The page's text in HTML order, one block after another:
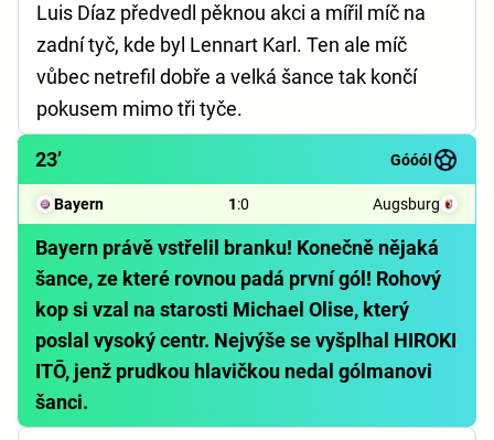
Luis Díaz předvedl pěknou akci a mířil míč na
zadní tyč, kde byl Lennart Karl. Ten ale míč
vůbec netrefil dobře a velká šance tak končí
pokusem mimo tři tyče.
23’ Góóól
Bayern 1:0 Augsburg
Bayern právě vstřelil branku! Konečně nějaká
šance, ze které rovnou padá první gól! Rohový
kop si vzal na starosti Michael Olise, který
poslal vysoký centr. Nejvýše se vyšplhal HIROKI
ITŌ, jenž prudkou hlavičkou nedal gólmanovi
šanci.